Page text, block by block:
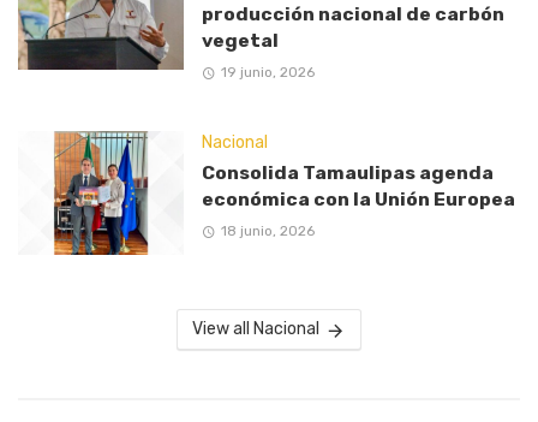
producción nacional de carbón
vegetal
19 junio, 2026
Nacional
Consolida Tamaulipas agenda
económica con la Unión Europea
18 junio, 2026
View all Nacional